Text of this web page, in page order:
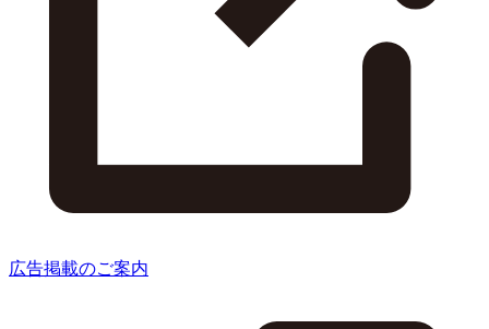
広告掲載のご案内